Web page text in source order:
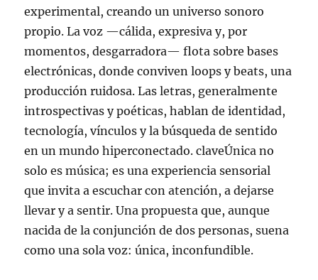
experimental, creando un universo sonoro
propio. La voz —cálida, expresiva y, por
momentos, desgarradora— flota sobre bases
electrónicas, donde conviven loops y beats, una
producción ruidosa. Las letras, generalmente
introspectivas y poéticas, hablan de identidad,
tecnología, vínculos y la búsqueda de sentido
en un mundo hiperconectado. claveÚnica no
solo es música; es una experiencia sensorial
que invita a escuchar con atención, a dejarse
llevar y a sentir. Una propuesta que, aunque
nacida de la conjunción de dos personas, suena
como una sola voz: única, inconfundible.